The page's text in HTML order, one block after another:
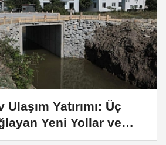
Yatırımı: Üç
Yeni Yollar ve